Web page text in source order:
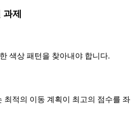
제
색상 패턴을 찾아내야 합니다.
최적의 이동 계획이 최고의 점수를 좌